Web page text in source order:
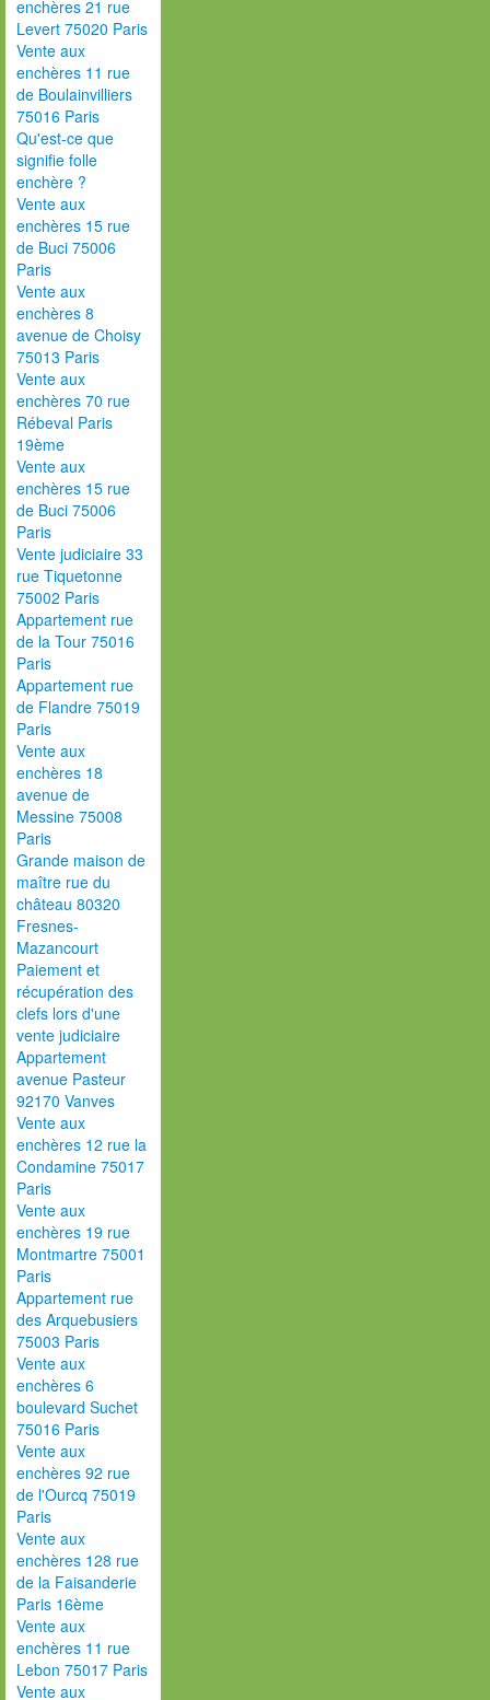
enchères 21 rue
Levert 75020 Paris
Vente aux
enchères 11 rue
de Boulainvilliers
75016 Paris
Qu'est-ce que
signifie folle
enchère ?
Vente aux
enchères 15 rue
de Buci 75006
Paris
Vente aux
enchères 8
avenue de Choisy
75013 Paris
Vente aux
enchères 70 rue
Rébeval Paris
19ème
Vente aux
enchères 15 rue
de Buci 75006
Paris
Vente judiciaire 33
rue Tiquetonne
75002 Paris
Appartement rue
de la Tour 75016
Paris
Appartement rue
de Flandre 75019
Paris
Vente aux
enchères 18
avenue de
Messine 75008
Paris
Grande maison de
maître rue du
château 80320
Fresnes-
Mazancourt
Paiement et
récupération des
clefs lors d'une
vente judiciaire
Appartement
avenue Pasteur
92170 Vanves
Vente aux
enchères 12 rue la
Condamine 75017
Paris
Vente aux
enchères 19 rue
Montmartre 75001
Paris
Appartement rue
des Arquebusiers
75003 Paris
Vente aux
enchères 6
boulevard Suchet
75016 Paris
Vente aux
enchères 92 rue
de l'Ourcq 75019
Paris
Vente aux
enchères 128 rue
de la Faisanderie
Paris 16ème
Vente aux
enchères 11 rue
Lebon 75017 Paris
Vente aux